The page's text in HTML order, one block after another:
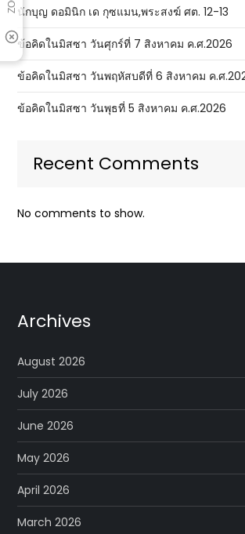
นักบุญ ดอมินิก เด กุซแมน,พระสงฆ์ ศต. 12-13
ข้อคิดในมิสซา วันศุกร์ที่ 7 สิงหาคม ค.ศ.2026
ข้อคิดในมิสซา วันพฤหัสบดีที่ 6 สิงหาคม ค.ศ
ข้อคิดในมิสซา วันพุธที่ 5 สิงหาคม ค.ศ.2026
Recent Comments
No comments to show.
Archives
August 2026
July 2026
June 2026
May 2026
April 2026
March 2026